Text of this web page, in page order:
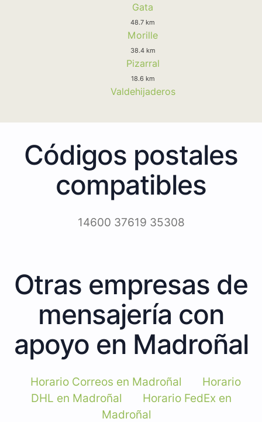
Gata
48.7 km
Morille
38.4 km
Pizarral
18.6 km
Valdehijaderos
Códigos postales
compatibles
14600 37619 35308
Otras empresas de
mensajería con
apoyo en Madroñal
Horario Correos en Madroñal
Horario
DHL en Madroñal
Horario FedEx en
Madroñal